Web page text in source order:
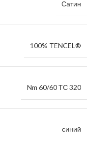
Сатин
100% TENCEL®
Nm 60/60 ТС 320
синий